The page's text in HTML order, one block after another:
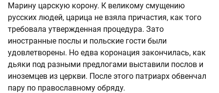
Марину царскую корону. К великому смущению
русских людей, царица не взяла причастия, как того
требовала утвержденная процедура. Зато
иностранные послы и польские гости были
удовлетворены. Но едва коронация закончилась, как
дьяки под разными предлогами выставили послов и
иноземцев из церкви. После этого патриарх обвенчал
пару по православному обряду.